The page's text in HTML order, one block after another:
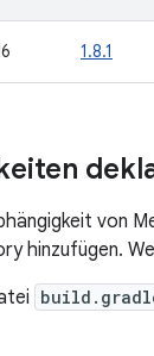
1.8.1
von
hinzufügen.